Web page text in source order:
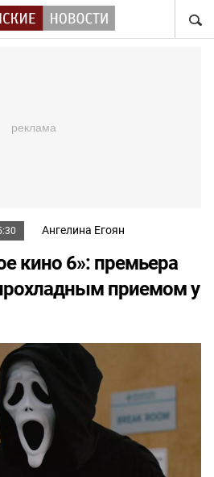
Ангелина Егоян
кино 6»: премьера
приемом у